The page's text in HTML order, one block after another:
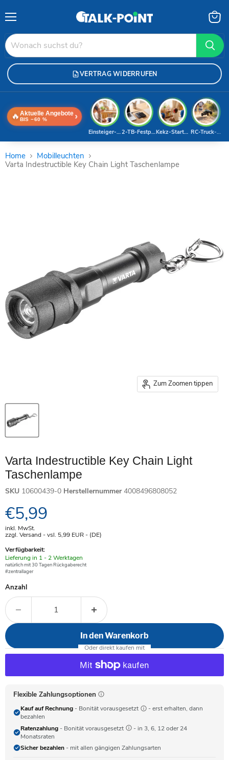
VERTRAG WIDERRUFEN
🔥 Aktuelle Angebote
BIS −60 % ›
RC-Truck-Deal
Kekz-Starterset
2-TB-Festplatte
Einsteiger-Handy
Home
Mobilleuchten
Varta Indestructible Key Chain Light Taschenlampe
Zum Zoomen tippen
Varta Indestructible Key Chain Light
Taschenlampe
SKU 10600439-0 Herstellernummer 4008496808052
Aktueller Preis
€5,99
inkl. MwSt.
zzgl. Versand - vsl. 5,99 EUR- (DE)
Verfügbarkeit:
Verfügbar
-
Lieferung in 1 - 2 Werktagen
natürlich mit 30 Tagen Rückgaberecht
#zentrallager
Anzahl
In den Warenkorb
Flexible Zahlungsoptionen
Kauf auf Rechnung - Bonität vorausgesetzt
- erst erhalten, dann
bezahlen
Ratenzahlung - Bonität vorausgesetzt
- in 3, 6, 12 oder 24
Monatsraten
Sicher bezahlen - mit allen gängigen Zahlungsarten